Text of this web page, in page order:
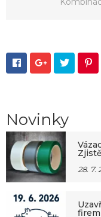
   
Novinky
28. 7.